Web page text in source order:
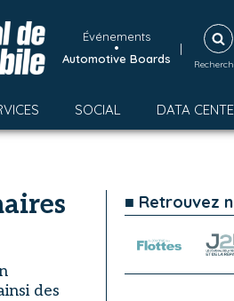
Événements
•
Automotive Boards
|
SOCIAL DATA
des
■ Retrouvez